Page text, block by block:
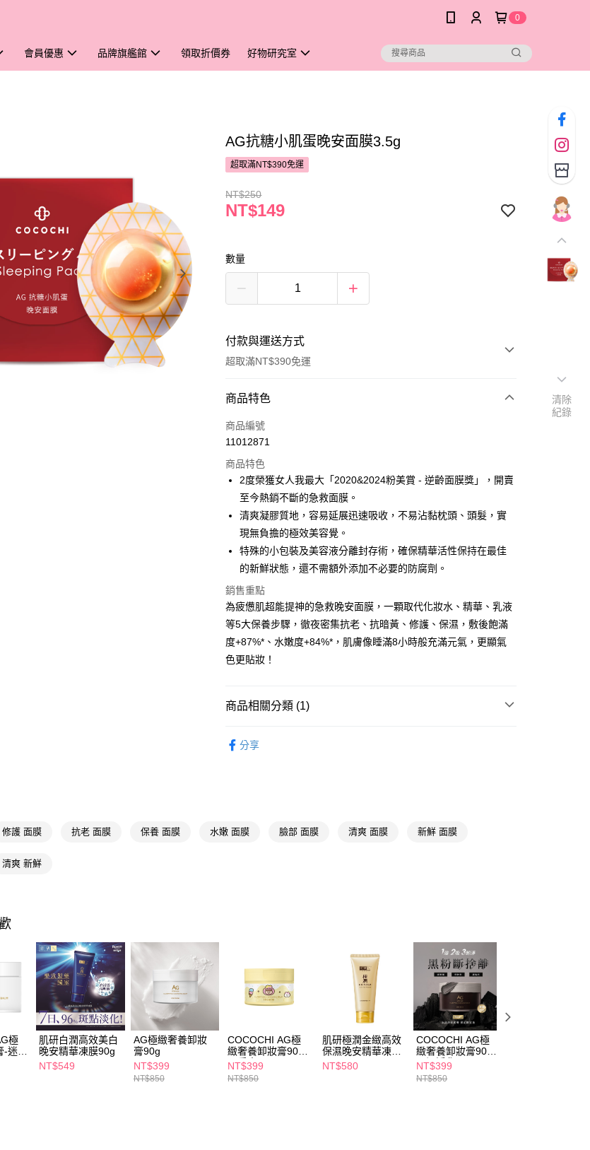
0
會員優惠 品牌旗艦館 領取折價券 好物研究室
AG抗糖小肌蛋晚安面膜3.5g
超取滿NT$390免運
NT$250
NT$149
數量
付款與運送方式
超取滿NT$390免運
付款方式
POYA支付
超商取貨付款
LINE Pay
Apple Pay
街口支付
Google Pay
AFTEE先享後付
相關說明
【關於「AFTEE先享後付」】
１．簡單：不需註冊會員、不需綁卡、不需儲值。
２．便利：只要手機號碼，簡訊認證，即可結帳。
【「AFTEE先享後付」結帳流程】
※ 請注意：結帳手續完成當下不需立刻繳費，但若您需要取消訂單，請聯
交易，需依本服務之必要範圍內提供個人資料，並將交易相關給付款項請
求債權轉讓予恩沛科技股份有限公司。
２．關於個人資料處理事宜，請瀏覽以下網址：
https://aftee.tw/terms/#terms3
３．未成年的使用者請事先徵得法定代理人或監護人之同意方可使用
「AFTEE先享後付」，若未經同意申辦者引起之損失，本公司不負相關責
４．使用「AFTEE先享後付」時，將依據個別帳號之用戶狀況，依本公司
即時審查核予不同之上限額度；若仍有額度不足之情形，本公司將視審查
結果請求用戶進行身份認證。
５．嚴禁一人註冊多個帳號或使用他人資訊註冊。若發現惡意使用之情
形，恩沛科技股份有限公司將有權停止該用戶之使用額度並採取法律行
全家取貨付款
萊爾富取貨付款
付款後7-11取貨
每筆NT$65，滿NT$490(含以上)免運費
每筆NT$100，滿NT$790(含以上)免運費
付款後寶雅門市自取(由倉庫統一出貨)
每筆NT$80，滿NT$290(含以上)免運費
商品特色
商品編號
11012871
商品特色
2度榮獲女人我最大「2020&2024粉美賞 - 逆齡面膜獎」，開賣
至今熱銷不斷的急救面膜。
清爽凝膠質地，容易延展迅速吸收，不易沾黏枕頭、頭髮，實
現無負擔的極效美容覺。
特殊的小包裝及美容液分離封存術，確保精華活性保持在最佳
的新鮮狀態，還不需額外添加不必要的防腐劑。
銷售重點
為疲憊肌超能提神的急救晚安面膜，一顆取代化妝水、精華、乳液
等5大保養步驟，徹夜密集抗老、抗暗黃、修護、保濕，敷後飽滿
度+87%*、水嫩度+84%*，肌膚像睡滿8小時般充滿元氣，更顯氣
色更貼妝！
商品相關分類 (1)
分享
修護 面膜 抗老 面膜 保養 面膜 水嫩 面膜 臉部 面膜 清爽 面膜 新鮮 面膜
清爽 新鮮
極
-迷你
肌研白潤高效美白
晚安精華凍膜90g
NT$549
AG極緻奢養卸妝
膏90g
NT$399
NT$850
COCOCHI AG極
緻奢養卸妝膏90g-
可愛大王
NT$399
NT$850
肌研極潤金緻高效
保濕晚安精華凍膜
90g
NT$580
COCOCHI AG極
緻奢養卸妝膏90g-
黑泥淨化
NT$399
NT$850
清除
紀錄